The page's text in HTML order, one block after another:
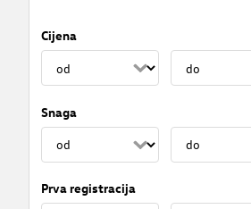
Cijena
Snaga
Prva registracija